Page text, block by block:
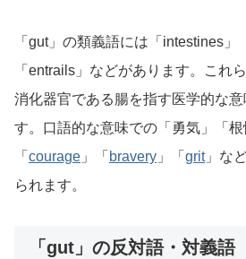
「gut」の類義語には「intestines」
「entrails」などがあります。これ
消化器官である腸を指す医学的な
す。口語的な意味での「勇気」「根
「 courage 」「 bravery 」「 grit」な
られます。
「gut」の反対語・対義語